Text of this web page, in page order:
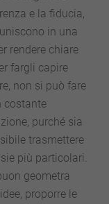
e la fiducia,
in una
rendere chiare
fargli capire
non si può fare
costante
purché sia
trasmettere
più particolari.
geometra
proporre le